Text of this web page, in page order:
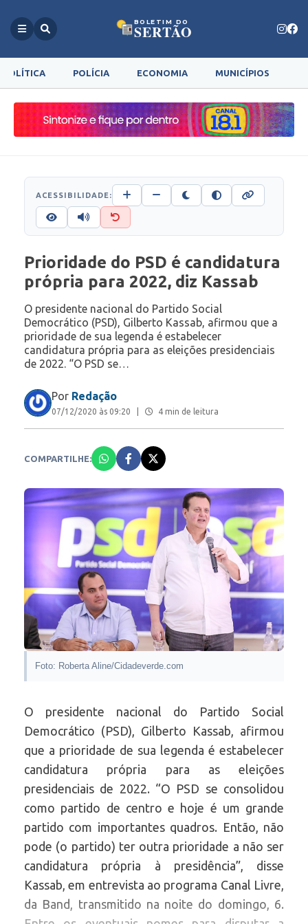
BOLETIM DO
SERTÃO
POLÍTICA POLÍCIA ECONOMIA MUNICÍPIOS
ACESSIBILIDADE:
Prioridade do PSD é candidatura
própria para 2022, diz Kassab
O presidente nacional do Partido Social
Democrático (PSD), Gilberto Kassab, afirmou que a
prioridade de sua legenda é estabelecer
candidatura própria para as eleições presidenciais
de 2022. “O PSD se…
Por Redação
07/12/2020 às 09:20 4 min de leitura
COMPARTILHE:
Foto: Roberta Aline/Cidadeverde.com
O presidente nacional do Partido Social
Democrático (PSD), Gilberto Kassab, afirmou
que a prioridade de sua legenda é estabelecer
candidatura própria para as eleições
presidenciais de 2022. “O PSD se consolidou
como partido de centro e hoje é um grande
partido com importantes quadros. Então, não
pode (o partido) ter outra prioridade a não ser
candidatura própria à presidência”, disse
Kassab, em entrevista ao programa Canal Livre,
da Band, transmitido na noite do domingo, 6.